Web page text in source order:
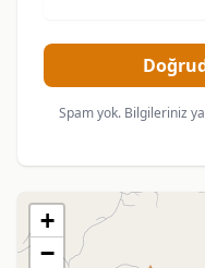
Spam yok. Bilgileriniz
+
−